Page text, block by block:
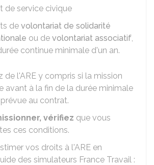
de service civique
de volontariat de solidarité
ou de volontariat associatif,
continue minimale d'un an.
de l'ARE y compris si la mission
avant à la fin de la durée minimale
au contrat.
vérifiez que vous
ces conditions.
vos droits à l'ARE en
des simulateurs France Travail :